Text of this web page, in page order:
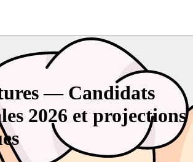
— Candidats
2026 et projections